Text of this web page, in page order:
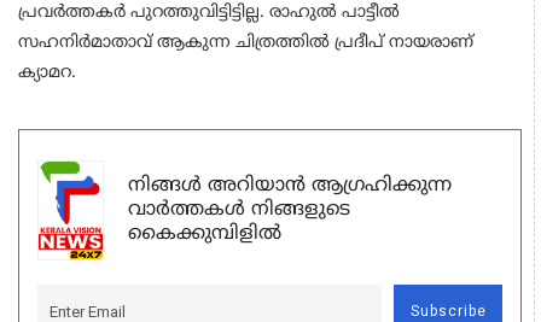
പ്രവര്‍ത്തകര്‍ പുറത്തുവിട്ടിട്ടില്ല. രാഹുല്‍ പാട്ടീല്‍
സഹനിര്‍മാതാവ് ആകുന്ന ചിത്രത്തില്‍ പ്രദീപ് നായരാണ്
ക്യാമറ.
നിങ്ങൾ അറിയാൻ ആഗ്രഹിക്കുന്ന
വാർത്തകൾ നിങ്ങളുടെ
കൈക്കുമ്പിളിൽ
Subscribe